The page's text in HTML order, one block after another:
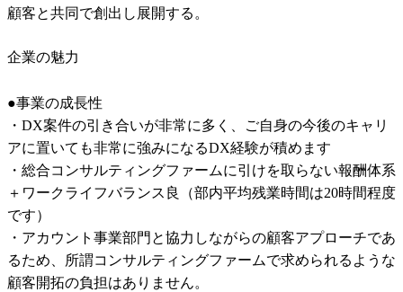
顧客と共同で創出し展開する。
企業の魅力
●事業の成長性
・DX案件の引き合いが非常に多く、ご自身の今後のキャリ
アに置いても非常に強みになるDX経験が積めます
・総合コンサルティングファームに引けを取らない報酬体系
＋ワークライフバランス良（部内平均残業時間は20時間程度
です）
・アカウント事業部門と協力しながらの顧客アプローチであ
るため、所謂コンサルティングファームで求められるような
顧客開拓の負担はありません。